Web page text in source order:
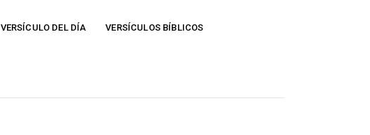
VERSÍCULO DEL DÍA VERSÍCULOS BÍBLICOS